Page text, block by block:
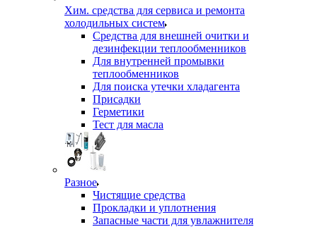
Хим. средства для сервиса и ремонта
холодильных систем
Средства для внешней очитки и
дезинфекции теплообменников
Для внутренней промывки
теплообменников
Для поиска утечки хладагента
Присадки
Герметики
Тест для масла
Разное
Чистящие средства
Прокладки и уплотнения
Запасные части для увлажнителя